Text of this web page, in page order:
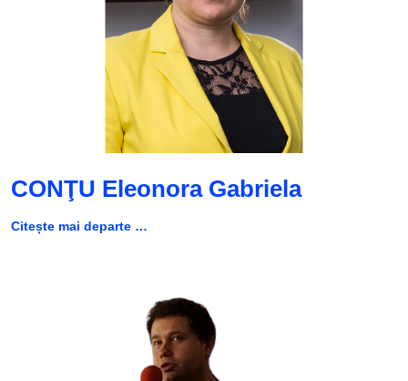
CONŢU Eleonora Gabriela
Citește mai departe …